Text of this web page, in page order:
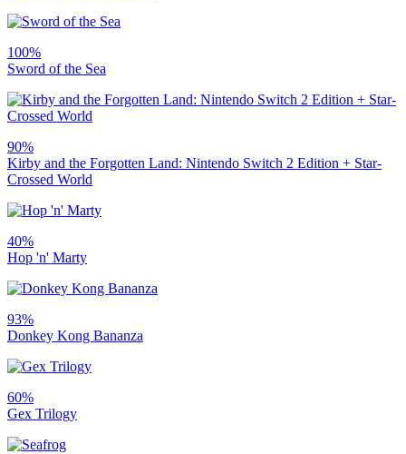
100%
Sword of the Sea
90%
Kirby and the Forgotten Land: Nintendo Switch 2 Edition + Star-
Crossed World
40%
Hop 'n' Marty
93%
Donkey Kong Bananza
60%
Gex Trilogy